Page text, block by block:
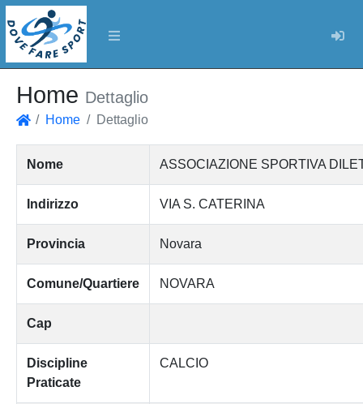
Home Dettaglio
Home Dettaglio
Nome ASSOCIAZIONE SPORTIVA
Indirizzo VIA S. CATERINA
Provincia Novara
Comune/Quartiere NOVARA
Cap
Discipline
Praticate
CALCIO